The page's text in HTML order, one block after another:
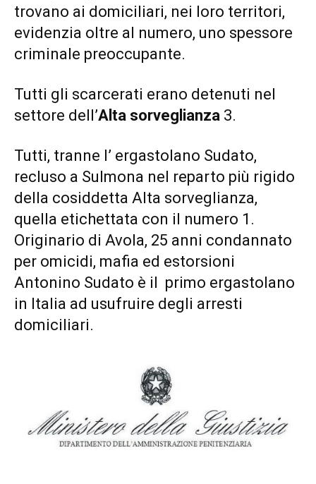
trovano ai domiciliari, nei loro territori,
evidenzia oltre al numero, uno spessore
criminale preoccupante.
Tutti gli scarcerati erano detenuti nel
settore dell’Alta sorveglianza 3.
Tutti, tranne l’ ergastolano Sudato,
recluso a Sulmona nel reparto più rigido
della cosiddetta Alta sorveglianza,
quella etichettata con il numero 1.
Originario di Avola, 25 anni condannato
per omicidi, mafia ed estorsioni
Antonino Sudato è il primo ergastolano
in Italia ad usufruire degli arresti
domiciliari.